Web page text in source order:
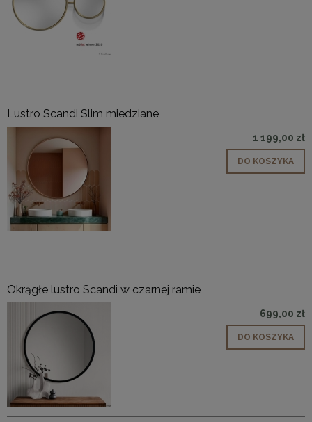
Lustro Scandi Slim miedziane
1 199,00 zł
DO KOSZYKA
Okrągłe lustro Scandi w czarnej ramie
699,00 zł
DO KOSZYKA